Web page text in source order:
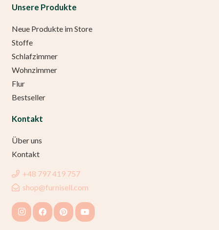
Unsere Produkte
Neue Produkte im Store
Stoffe
Schlafzimmer
Wohnzimmer
Flur
Bestseller
Kontakt
Über uns
Kontakt
+48 797 419 757
shop@furnisell.com